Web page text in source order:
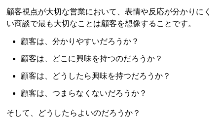
顧客視点が大切な営業において、表情や反応が分かりにく
い商談で最も大切なことは顧客を想像することです。
顧客は、分かりやすいだろうか？
顧客は、どこに興味を持つのだろうか？
顧客は、どうしたら興味を持つだろうか？
顧客は、つまらなくないだろうか？
そして、どうしたらよいのだろうか？